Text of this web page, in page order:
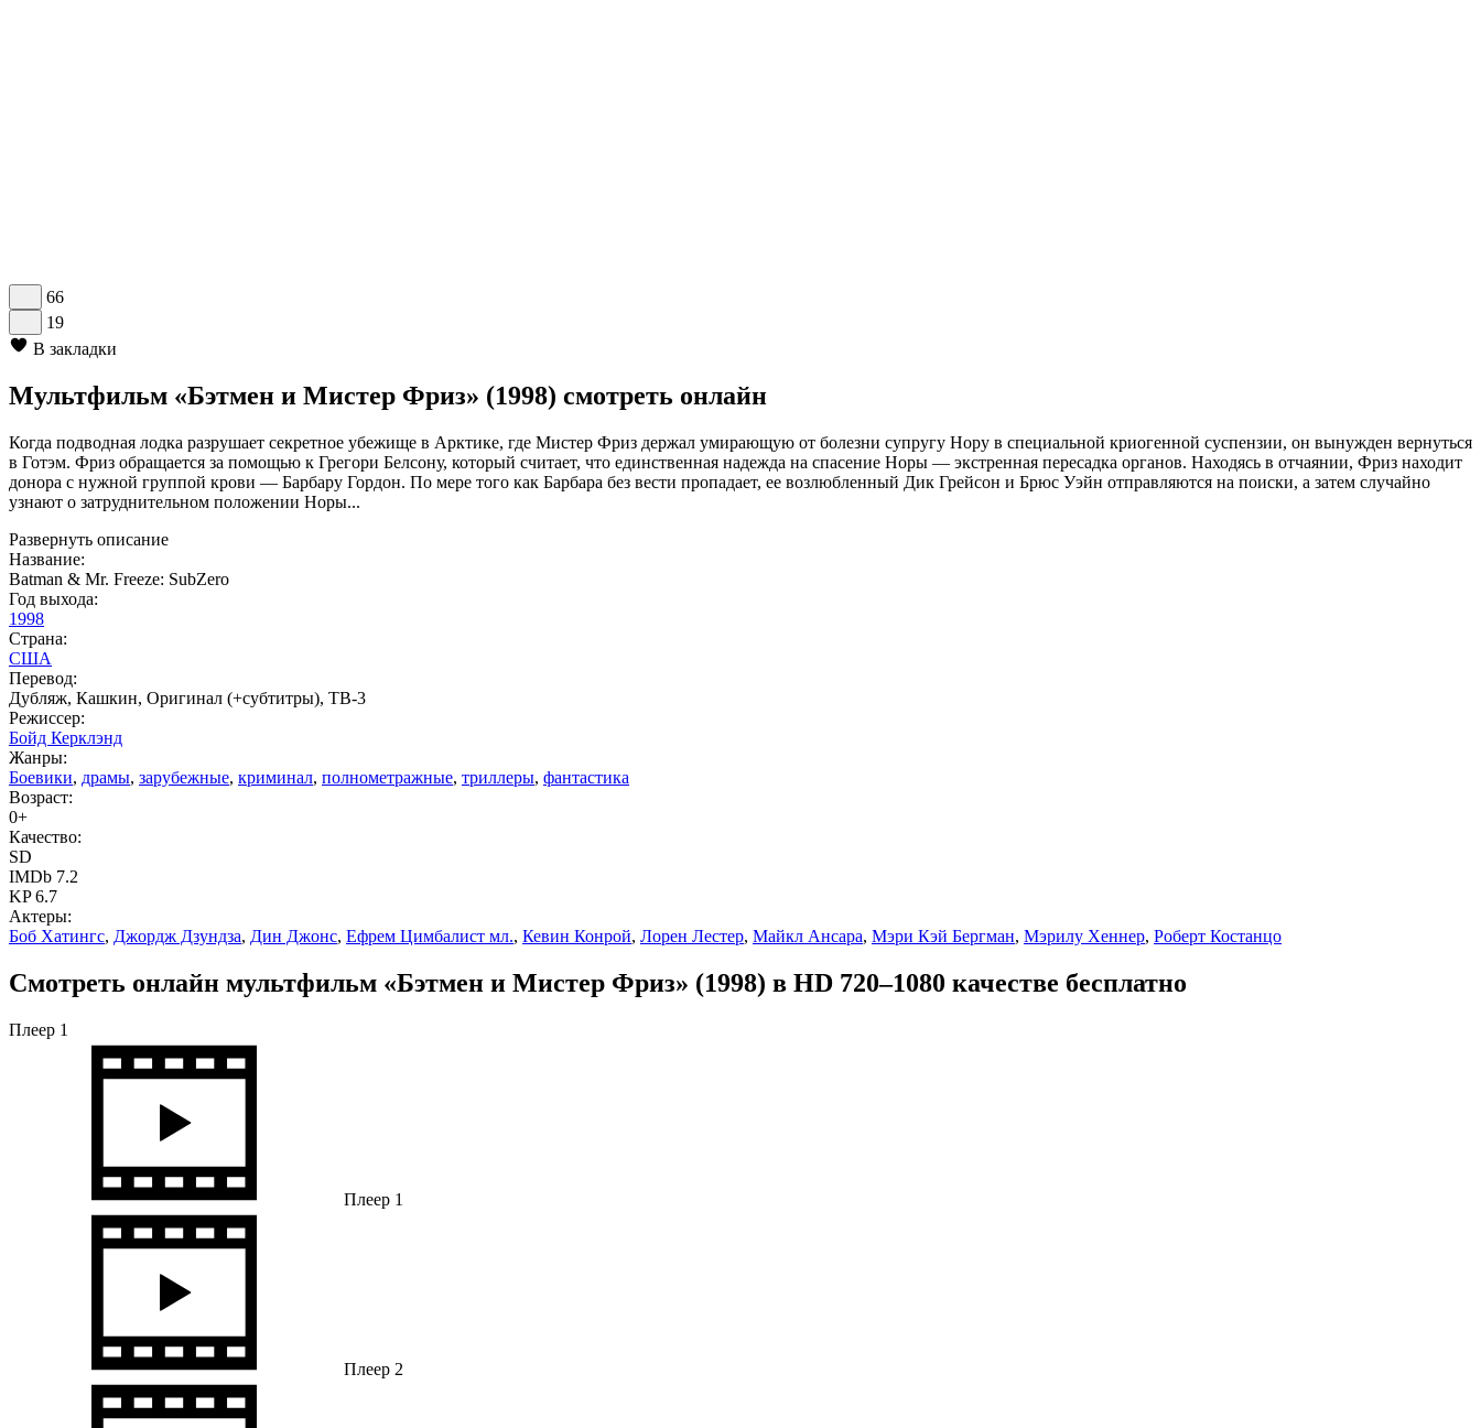
66
19
В закладки
Мультфильм «Бэтмен и Мистер Фриз» (1998) смотреть онлайн
Когда подводная лодка разрушает секретное убежище в Арктике, где Мистер Фриз держал умирающую от болезни супругу Нору в специальной криогенной суспензии, он вынужден вернуться
в Готэм. Фриз обращается за помощью к Грегори Белсону, который считает, что единственная надежда на спасение Норы — экстренная пересадка органов. Находясь в отчаянии, Фриз находит
донора с нужной группой крови — Барбару Гордон. По мере того как Барбара без вести пропадает, ее возлюбленный Дик Грейсон и Брюс Уэйн отправляются на поиски, а затем случайно
узнают о затруднительном положении Норы...
Развернуть описание
Название:
Batman & Mr. Freeze: SubZero
Год выхода:
1998
Страна:
США
Перевод:
Дубляж, Кашкин, Оригинал (+субтитры), ТВ-3
Режиссер:
Бойд Керклэнд
Жанры:
Боевики, драмы, зарубежные, криминал, полнометражные, триллеры, фантастика
Возраст:
0+
Качество:
SD
IMDb 7.2
KP 6.7
Актеры:
Боб Хатингс, Джордж Дзундза, Дин Джонс, Ефрем Цимбалист мл., Кевин Конрой, Лорен Лестер, Майкл Ансара, Мэри Кэй Бергман, Мэрилу Хеннер, Роберт Костанцо
Смотреть онлайн мультфильм «Бэтмен и Мистер Фриз» (1998) в HD 720–1080 качестве бесплатно
Плеер 1
Плеер 1
Плеер 2